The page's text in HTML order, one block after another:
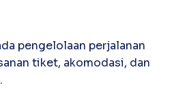
pengelolaan perjalanan
tiket, akomodasi, dan